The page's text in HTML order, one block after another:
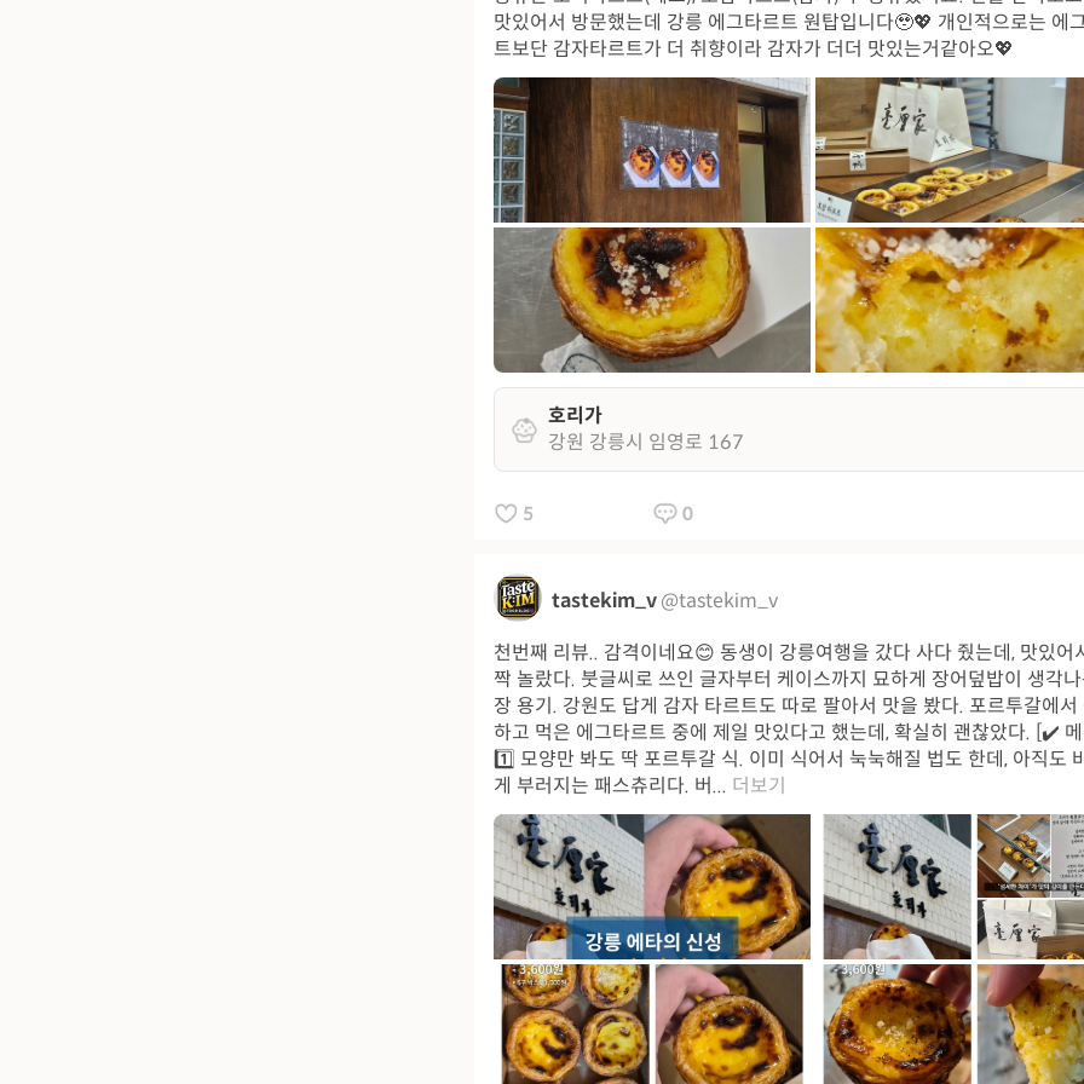
맛있어서 방문했는데 강릉 에그타르트 원탑입니다🥹💖 개인적으로는 에
트보단 감자타르트가 더 취향이라 감자가 더더 맛있는거같아오💖
호리가
강원 강릉시 임영로 167
5 0
tastekim_v@tastekim_v
천번째 리뷰.. 감격이네요😊 동생이 강릉여행을 갔다 사다 줬는데, 맛있어
짝 놀랐다. 붓글씨로 쓰인 글자부터 케이스까지 묘하게 장어덮밥이 생각
장 용기. 강원도 답게 감자 타르트도 따로 팔아서 맛을 봤다. 포르투갈에서
하고 먹은 에그타르트 중에 제일 맛있다고 했는데, 확실히 괜찮았다. [✔️
1️⃣ 모양만 봐도 딱 포르투갈 식. 이미 식어서 눅눅해질 법도 한데, 아직도
게 부러지는 패스츄리다. 버... 더보기